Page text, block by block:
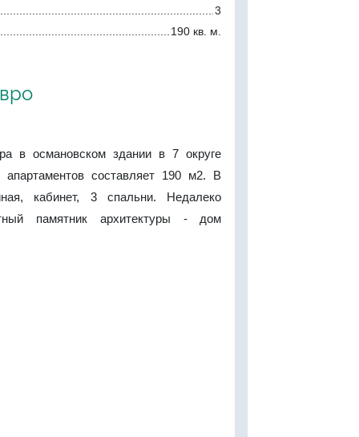
3
190 кв. м.
в османовском здании в 7 округе
составляет 190 м2. В
кабинет, 3 спальни. Недалеко
памятник архитектуры - дом